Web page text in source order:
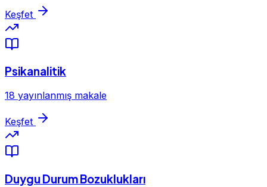
Keşfet
Psikanalitik
18 yayınlanmış makale
Keşfet
Duygu Durum Bozuklukları